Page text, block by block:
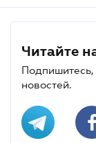
Читайте
Подпишитесь,
новостей.